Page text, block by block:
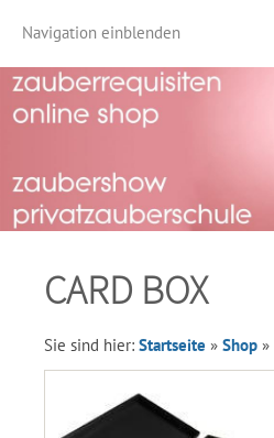
Navigation einblenden
CARD BOX
Sie sind hier: Startseite » Shop »